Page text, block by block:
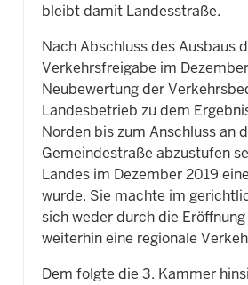
bleibt damit Landesstraße.
Nach Abschluss des Ausbaus
Verkehrsfreigabe im
Neubewertung der
Landesbetrieb zu dem
Norden bis zum Anschluss an
Gemeindestraße abzustufen
Landes im Dezember 2019
wurde. Sie machte im
sich weder durch die
weiterhin eine regionale
Dem folgte die 3. Kammer